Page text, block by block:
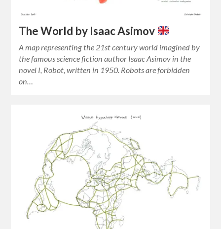
The World by Isaac Asimov
A map representing the 21st century world imagined by
the famous science fiction author Isaac Asimov in the
novel I, Robot, written in 1950. Robots are forbidden
on…